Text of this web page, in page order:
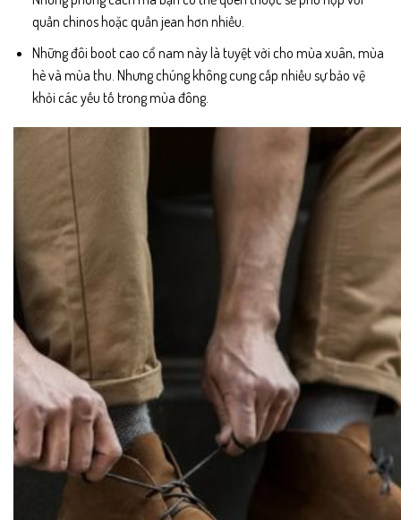
quần chinos hoặc quần jean hơn nhiều.
Những đôi boot cao cổ nam này là tuyệt vời cho mùa xuân, mùa
hè và mùa thu. Nhưng chúng không cung cấp nhiều sự bảo vệ
khỏi các yếu tố trong mùa đông.